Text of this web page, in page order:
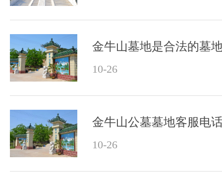
金牛山墓地是合法的墓
10-26
金牛山公墓墓地客服电
10-26